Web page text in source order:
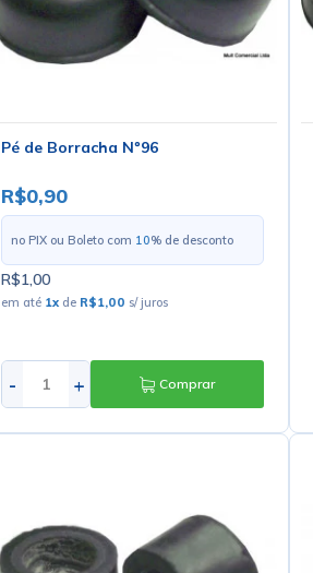
Pé de Borracha Nº96
R$0,90
no PIX ou Boleto com 10% de desconto
R$1,00
em até 1xde R$1,00 s/ juros
- + Comprar